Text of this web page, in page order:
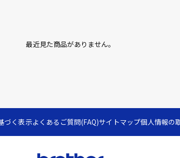
最近見た商品がありません。
づく表示よくあるご質問(FAQ)サイトマップ個人情報の